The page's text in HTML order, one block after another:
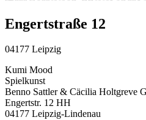
Engertstraße 12
04177 Leipzig
Kumi Mood
Spielkunst
Benno Sattler & Cäcilia Holtgreve
Engertstr. 12 HH
04177 Leipzig-Lindenau